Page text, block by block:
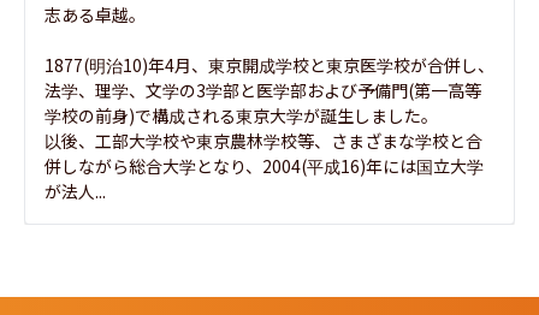
志ある卓越。
1877(明治10)年4月、東京開成学校と東京医学校が合併し、
法学、理学、文学の3学部と医学部および予備門(第一高等
学校の前身)で構成される東京大学が誕生しました。
以後、工部大学校や東京農林学校等、さまざまな学校と合
併しながら総合大学となり、2004(平成16)年には国立大学
が法人...